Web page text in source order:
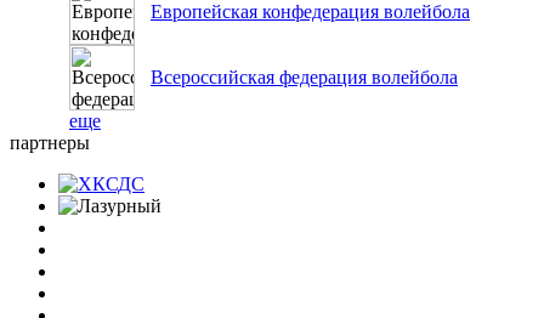
Европейская конфедерация волейбола
Всероссийская федерация волейбола
еще
партнеры